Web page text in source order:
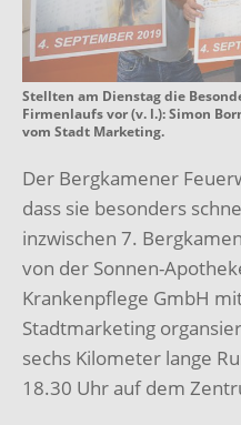
Stellten am Dienstag die
Firmenlaufs vor (v. l.): Simon
vom Stadt Marketing.
Der Bergkamener
dass sie besonders
inzwischen 7.
von der Sonnen-
Krankenpflege GmbH
Stadtmarketing
sechs Kilometer lange
18.30 Uhr auf dem